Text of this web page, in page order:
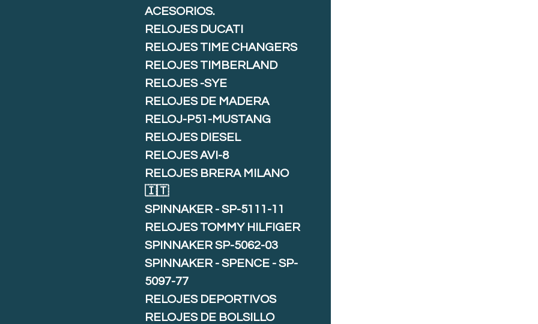
ACESORIOS.
RELOJES DUCATI
RELOJES TIME CHANGERS
RELOJES TIMBERLAND
RELOJES -SYE
RELOJES DE MADERA
RELOJ-P51-MUSTANG
RELOJES DIESEL
RELOJES AVI-8
RELOJES BRERA MILANO
🇮🇹
SPINNAKER - SP-5111-11
RELOJES TOMMY HILFIGER
SPINNAKER SP-5062-03
SPINNAKER - SPENCE - SP-
5097-77
RELOJES DEPORTIVOS
RELOJES DE BOLSILLO